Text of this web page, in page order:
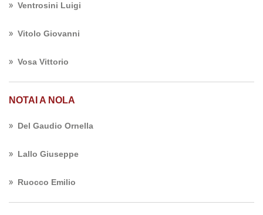
Ventrosini Luigi
Vitolo Giovanni
Vosa Vittorio
NOTAI A NOLA
Del Gaudio Ornella
Lallo Giuseppe
Ruocco Emilio